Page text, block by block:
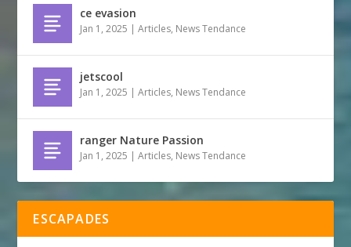
ce evasion
Jan 1, 2025 |Articles, News Tendance
jetscool
Jan 1, 2025 |Articles, News Tendance
ranger Nature Passion
Jan 1, 2025 |Articles, News Tendance
ESCAPADES